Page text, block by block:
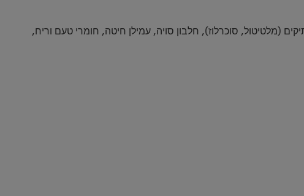
גלוטן), סובין חיטה, קמח תירס), ממתיקים (מלטיטול, סוכרלוז), חלבון סויה, עמילן חיטה, חומרי טעם וריח,